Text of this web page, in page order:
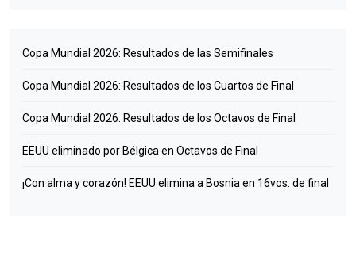
Copa Mundial 2026: Resultados de las Semifinales
Copa Mundial 2026: Resultados de los Cuartos de Final
Copa Mundial 2026: Resultados de los Octavos de Final
EEUU eliminado por Bélgica en Octavos de Final
¡Con alma y corazón! EEUU elimina a Bosnia en 16vos. de final